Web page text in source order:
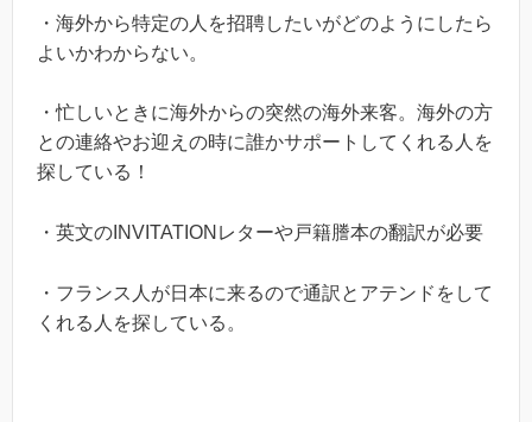
・海外から特定の人を招聘したいがどのようにしたら
よいかわからない。
・忙しいときに海外からの突然の海外来客。海外の方
との連絡やお迎えの時に誰かサポートしてくれる人を
探している！
・英文のINVITATIONレターや戸籍謄本の翻訳が必要
・フランス人が日本に来るので通訳とアテンドをして
くれる人を探している。